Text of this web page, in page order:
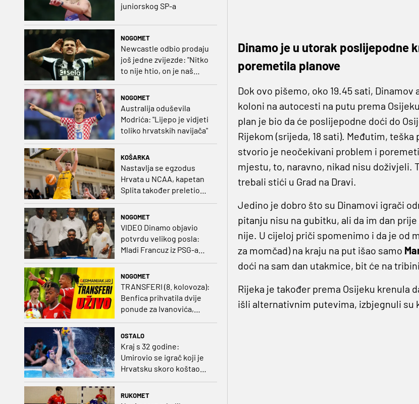
juniorskog SP-a
NOGOMET
Newcastle odbio prodaju
još jedne zvijezde: "Nitko
to nije htio, on je naš
NOGOMET
Australija oduševila
Modrića: "Lijepo je vidjeti
toliko hrvatskih navijača"
KOŠARKA
Nastavlja se egzodus
Hrvata u NCAA, kapetan
Splita također preletio
Atlantik
NOGOMET
VIDEO Dinamo objavio
potvrdu velikog posla:
Mladi Francuz iz PSG-a
NOGOMET
TRANSFERI (8. kolovoza):
Benfica prihvatila dvije
ponude za Ivanovića,
OSTALO
Kraj s 32 godine:
Umirovio se igrač koji je
Hrvatsku skoro koštao
svjetskog zlata
RUKOMET
Dinamo je u utorak poslijepodne
poremetila planove
Dok ovo pišemo, oko 19.45 sati,
koloni na autocesti na putu prema
plan je bio da će poslijepodne doći do
Rijekom (srijeda, 18 sati). Međutim,
stvorio je neočekivani problem i
mjestu, to, naravno, nikad nisu doživjeli.
trebali stići u Grad na Dravi.
Jedino je dobro što su Dinamovi igrači
pitanju nisu na gubitku, ali da im dan
nije. U cijeloj priči spomenimo i da je od
za momčad) na kraju na put išao samo
doći na sam dan utakmice, bit će na
Rijeka je također prema Osijeku krenula
išli alternativnim putevima, izbjegnuli su